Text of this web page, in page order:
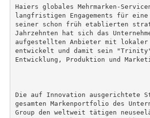
Haiers globales Mehrmarken-
langfristigen Engagements für
seiner schon früh etablierten
Jahrzehnten hat sich das
aufgestellten Anbieter mit lokaler
entwickelt und damit sein
Entwicklung, Produktion und
Die auf Innovation ausgerichtete
gesamten Markenportfolio des
Group den weltweit tätigen